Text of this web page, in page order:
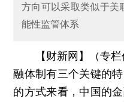
方向可以采取类似于美
能性监管体系
【财新网】（专
融体制有三个关键的
的方式来看，中国的